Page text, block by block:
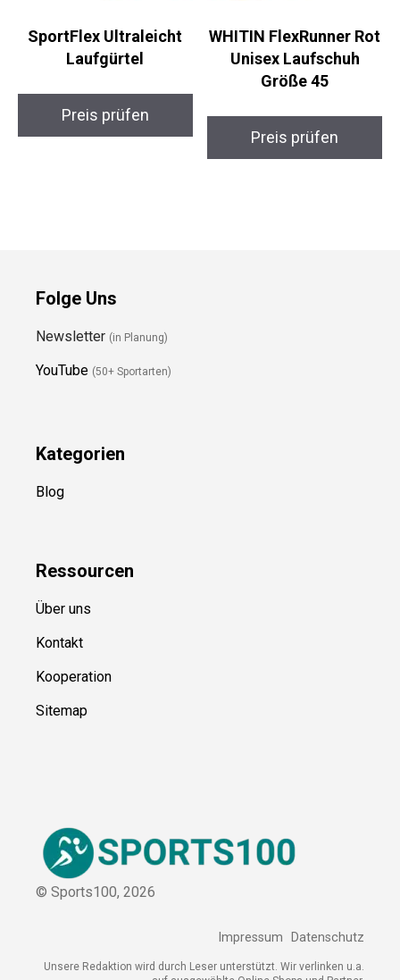
SportFlex Ultraleicht
Laufgürtel
Rot Unisex Laufschuh
Größe 45
Folge Uns
YouTube (50+ Sportarten)
Blog
Ressource
Über uns
Kontakt
© Sports100,2026